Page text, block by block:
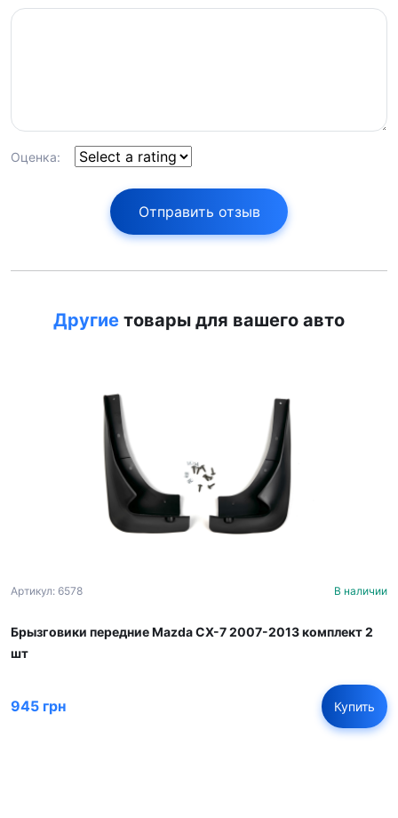
Оценка:
Отправить отзыв
Другие товары для вашего авто
Артикул: 6578 В наличии
Брызговики передние Mazda CX-7 2007-2013 комплект 2
шт
945 грн Купить